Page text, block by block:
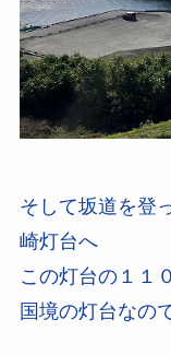
そして坂道を登
崎灯台へ
この灯台の１１
国境の灯台なの